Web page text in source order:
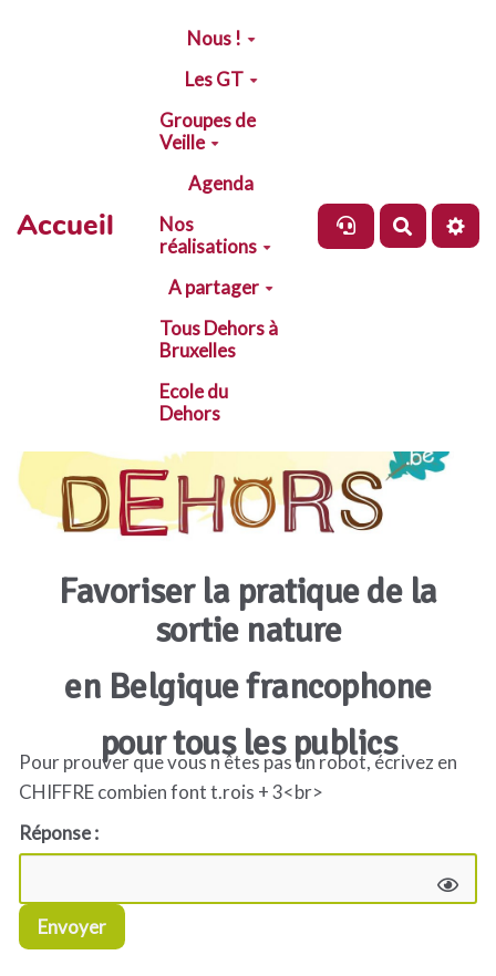
Aller au contenu principal
Accueil
Nous !
Les GT
Groupes de
Veille
Agenda
Nos
réalisations
A partager
Tous Dehors à
Bruxelles
Ecole du
Dehors
Favoriser la pratique de la
sortie nature
en Belgique francophone
pour tous les publics
Pour prouver que vous n êtes pas un robot, écrivez en
CHIFFRE combien font t.rois + 3<br>
Réponse :
Envoyer